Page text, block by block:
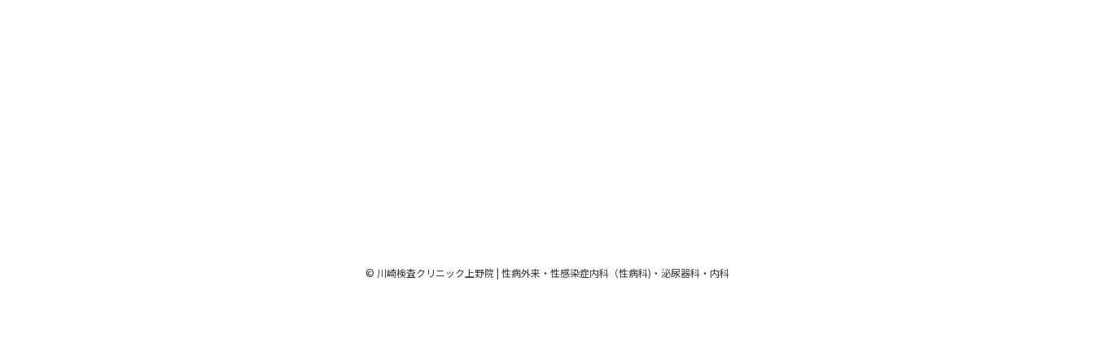
© 川崎検査クリニック上野院 | 性病外来・性感染症内科（性病科)・泌尿器科・内科